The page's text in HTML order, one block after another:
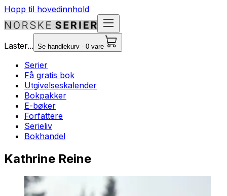
Hopp til hovedinnhold
Laster... Se handlekurv - 0 vare
Serier
Få gratis bok
Utgivelseskalender
Bokpakker
E-bøker
Forfattere
Serieliv
Bokhandel
Kathrine Reine